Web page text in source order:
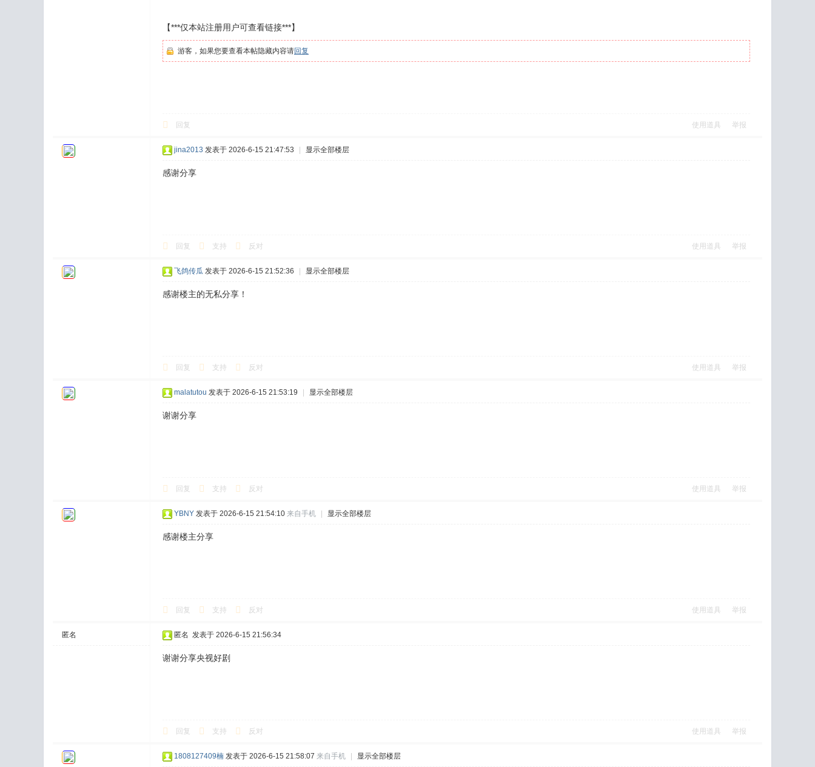
【***仅本站注册用户可查看链接***】
游客，如果您要查看本帖隐藏内容请回复
回复 使用道具 举报
jina2013 发表于 2026-6-15 21:47:53 显示全部楼层
感谢分享
回复 支持 反对 使用道具 举报
飞鸽传瓜 发表于 2026-6-15 21:52:36 显示全部楼层
感谢楼主的无私分享！
回复 支持 反对 使用道具 举报
malatutou 发表于 2026-6-15 21:53:19 显示全部楼层
谢谢分享
回复 支持 反对 使用道具 举报
YBNY 发表于 2026-6-15 21:54:10 来自手机 显示全部楼层
感谢楼主分享
回复 支持 反对 使用道具 举报
匿名 匿名 发表于 2026-6-15 21:56:34
谢谢分享央视好剧
回复 支持 反对 使用道具 举报
1808127409楠 发表于 2026-6-15 21:58:07 来自手机 显示全部楼层